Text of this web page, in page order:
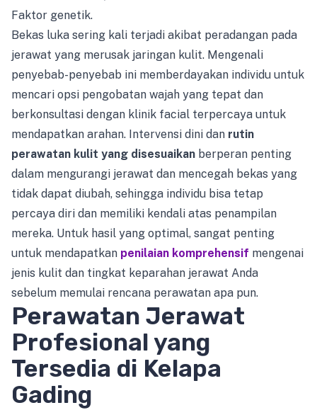
Faktor genetik.
Bekas luka sering kali terjadi akibat peradangan pada
jerawat yang merusak jaringan kulit. Mengenali
penyebab-penyebab ini memberdayakan individu untuk
mencari opsi pengobatan wajah yang tepat dan
berkonsultasi dengan klinik facial terpercaya untuk
mendapatkan arahan. Intervensi dini dan rutin
perawatan kulit yang disesuaikan berperan penting
dalam mengurangi jerawat dan mencegah bekas yang
tidak dapat diubah, sehingga individu bisa tetap
percaya diri dan memiliki kendali atas penampilan
mereka. Untuk hasil yang optimal, sangat penting
untuk mendapatkan penilaian komprehensif mengenai
jenis kulit dan tingkat keparahan jerawat Anda
sebelum memulai rencana perawatan apa pun.
Perawatan Jerawat
Profesional yang
Tersedia di Kelapa
Gading